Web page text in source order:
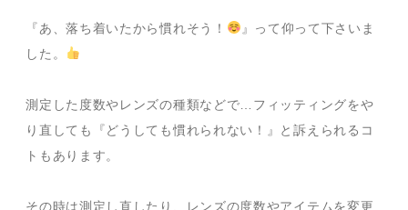
『あ、落ち着いたから慣れそう！
』って仰って下さいま
した。
測定した度数やレンズの種類などで…フィッティングをや
り直しても『どうしても慣れられない！』と訴えられるコ
トもあります。
その時は測定し直したり、レンズの度数やアイテムを変更